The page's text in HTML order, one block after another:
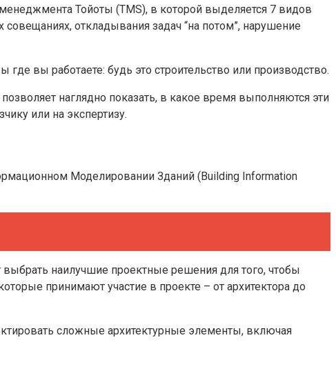
Тойоты (TMS), в которой выделяется 7 видов
откладывания задач “на потом”, нарушение
вы работаете: будь это строительство или производство.
наглядно показать, в какое время выполняются эти
или на экспертизу.
Моделировании Зданий (Building Information
выбрать наилучшие проектные решения для того, чтобы
принимают участие в проекте – от архитектора до
сложные архитектурные элементы, включая